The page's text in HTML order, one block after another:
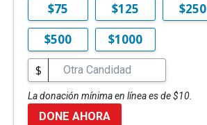
$75 $125
$250
$500
$1000
$
La donación mínima en línea es de $10.
DONE AHORA